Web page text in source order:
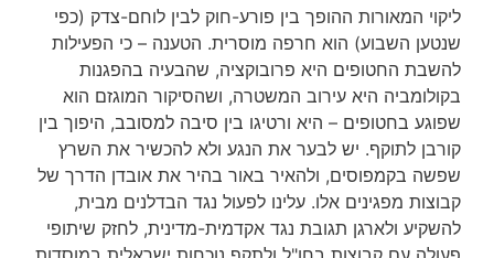
ליקוי המאורות ההופך בין פורע-חוק לבין לוחם-צדק (כפי
שנטען השבוע) הוא חרפה מוסרית. הטענה – כי הפעילות
להשבת החטופים היא פרובוקציה, שהבעיה בהפגנות
בקולומביה היא עירוב המשטרה, ושהסיקור המוגזם הוא
שפוגע בחטופים – היא ורטיגו בין סיבה למסובב, היפוך בין
קורבן לתוקף. יש לבער את הנגע ולא להכשיר את השרץ
שפשה בקמפוסים, ולהאיר באור בהיר את אובדן הדרך של
קבוצות מפגינים אלו. עלינו לפעול נגד הבדלנים מבית,
להשקיע ולארגן תגובת נגד אקדמית-מדינית, לחזק שיתופי